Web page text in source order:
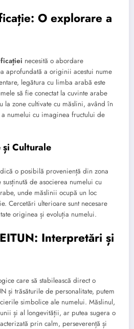
O explorare a
necesită o abordare
aprofundată a originii acestui nume
legătura cu limba arabă este
să fie conectat la cuvinte arabe
la zone cultivate cu măslini, având în
numelui cu imaginea fructului de
Culturale
o posibilă proveniență din zona
de asocierea numelui cu
unde măslinii ocupă un loc
Cercetări ulterioare sunt necesare
originea și evoluția numelui.
Interpretări și
care să stabilească direct o
și trăsăturile de personalitate, putem
simbolice ale numelui. Măslinul,
și al longevității, ar putea sugera o
prin calm, perseverență și